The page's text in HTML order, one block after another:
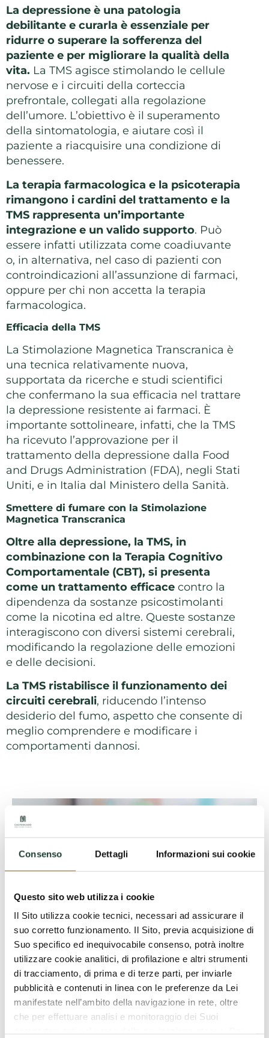
Consenso Dettagli Informazioni sui cookie
Questo sito web utilizza i cookie
Il Sito utilizza cookie tecnici, necessari ad assicurare il
suo corretto funzionamento. Il Sito, previa acquisizione di
Suo specifico ed inequivocabile consenso, potrà inoltre
utilizzare cookie analitici, di profilazione e altri strumenti
di tracciamento, di prima e di terze parti, per inviarle
pubblicità e contenuti in linea con le preferenze da Lei
manifestate nell’ambito della navigazione in rete, oltre
che per effettuare analisi e monitoraggio dei Suoi
La depressione è una patologia
debilitante e curarla è essenziale per
ridurre o superare la sofferenza del
paziente e per migliorare la qualità della
vita. La TMS agisce stimolando le cellule
nervose e i circuiti della corteccia
prefrontale, collegati alla regolazione
dell’umore. L’obiettivo è il superamento
della sintomatologia, e aiutare così il
paziente a riacquisire una condizione di
benessere.
La terapia farmacologica e la psicoterapia
rimangono i cardini del trattamento e la
TMS rappresenta un’importante
integrazione e un valido supporto. Può
essere infatti utilizzata come coadiuvante
o, in alternativa, nel caso di pazienti con
controindicazioni all’assunzione di farmaci,
oppure per chi non accetta la terapia
farmacologica.
Efficacia della TMS
La Stimolazione Magnetica Transcranica è
una tecnica relativamente nuova,
supportata da ricerche e studi scientifici
che confermano la sua efficacia nel trattare
la depressione resistente ai farmaci. È
importante sottolineare, infatti, che la TMS
ha ricevuto l’approvazione per il
trattamento della depressione dalla Food
and Drugs Administration (FDA), negli Stati
Uniti, e in Italia dal Ministero della Sanità.
Smettere di fumare con la Stimolazione
Magnetica Transcranica
Oltre alla depressione, la TMS, in
combinazione con la Terapia Cognitivo
Comportamentale (CBT), si presenta
come un trattamento efficace contro la
dipendenza da sostanze psicostimolanti
come la nicotina ed altre. Queste sostanze
interagiscono con diversi sistemi cerebrali,
modificando la regolazione delle emozioni
e delle decisioni.
La TMS ristabilisce il funzionamento dei
circuiti cerebrali, riducendo l’intenso
desiderio del fumo, aspetto che consente di
meglio comprendere e modificare i
comportamenti dannosi.